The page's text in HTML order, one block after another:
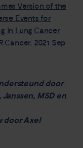
Version of the
Events for
in Lung Cancer
Cancer. 2021 Sep
door
MSD en
door Axel